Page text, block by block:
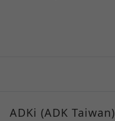
ADKi (ADK